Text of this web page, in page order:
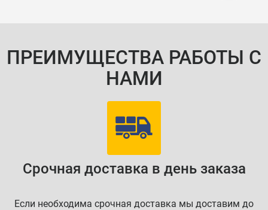
ПРЕИМУЩЕСТВА РАБОТЫ С
НАМИ
Срочная доставка в день заказа
Если необходима срочная доставка мы доставим до